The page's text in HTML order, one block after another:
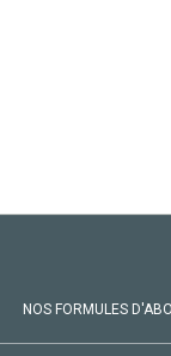
NOS FORMULES